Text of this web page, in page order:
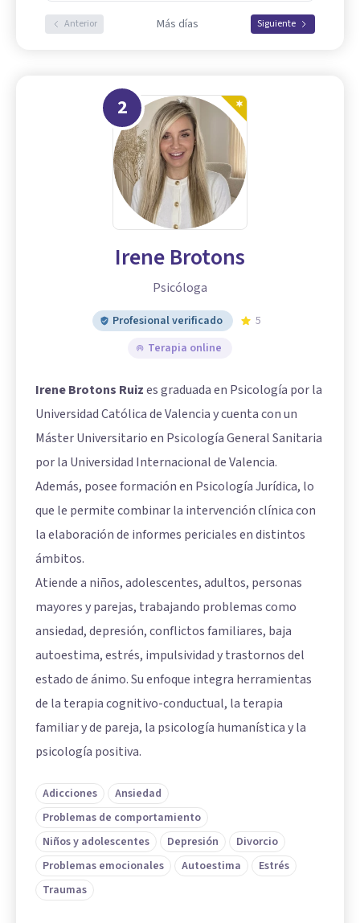
Anterior Más días Siguiente
2
Irene Brotons
Psicóloga
Profesional verificado
5
Terapia online
Irene Brotons Ruizes graduada en Psicología por la
Universidad Católica de Valencia y cuenta con un
Máster Universitario en Psicología General Sanitaria
por la Universidad Internacional de Valencia.
Además, posee formación en Psicología Jurídica, lo
que le permite combinar la intervención clínica con
la elaboración de informes periciales en distintos
ámbitos.
Atiende a niños, adolescentes, adultos, personas
mayores y parejas, trabajando problemas como
ansiedad, depresión, conflictos familiares, baja
autoestima, estrés, impulsividad y trastornos del
estado de ánimo. Su enfoque integra herramientas
de la terapia cognitivo-conductual, la terapia
familiar y de pareja, la psicología humanística y la
psicología positiva.
Adicciones
Ansiedad
Problemas de comportamiento
Niños y adolescentes
Depresión
Divorcio
Problemas emocionales
Autoestima
Estrés
Traumas